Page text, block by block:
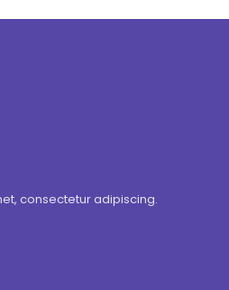
consectetur adipiscing.